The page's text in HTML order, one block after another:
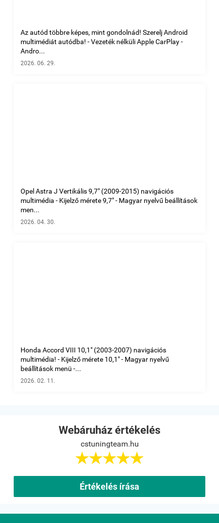
Az autód többre képes, mint gondolnád! Szerelj Android
multimédiát autódba! - Vezeték nélküli Apple CarPlay -
Andro...
2026. 06. 29.
Opel Astra J Vertikális 9,7" (2009-2015) navigációs
multimédia - Kijelző mérete 9,7" - Magyar nyelvű beállítások
men...
2026. 04. 30.
Honda Accord VIII 10,1" (2003-2007) navigációs
multimédia! - Kijelző mérete 10,1" - Magyar nyelvű
beállítások menü -...
2026. 02. 11.
Webáruház értékelés
cstuningteam.hu

Értékelés írása